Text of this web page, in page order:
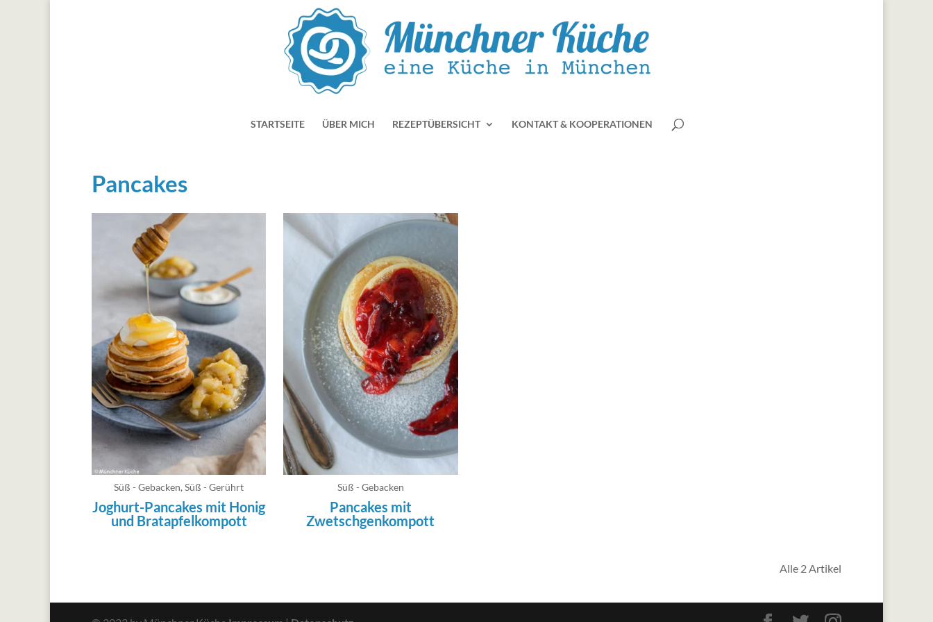
STARTSEITE ÜBER MICH REZEPTÜBERSICHT KONTAKT & KOOPERATIONEN
Pancakes
Süß - Gebacken,Süß - Gerührt
Joghurt-Pancakes mit Honig
und Bratapfelkompott
Süß - Gebacken
Pancakes mit
Zwetschgenkompott
Alle 2 Artikel